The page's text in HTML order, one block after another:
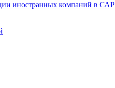
иностранных компаний в САР